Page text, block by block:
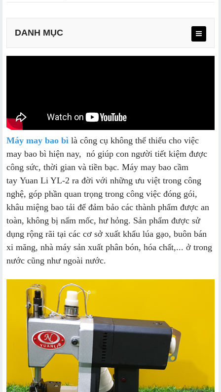
DANH MỤC
Máy may bao bì là công cụ không thể thiếu cho việc
may bao bì hiện nay, nó giúp con người tiết kiệm được
công sức, thời gian và tiền bạc. Máy may bao cầm
tay Yuan Li YL-2 ra đời với những ưu việt trong công
nghệ, góp phần quan trọng trong công việc đóng gói,
khâu miệng bao tải để đảm bảo các thành phẩm được an
toàn, không bị nấm mốc, hư hỏng. Sản phẩm được sử
dụng rộng rãi tại các cơ sở xuất khẩu lúa gạo, buôn bán
xi măng, nhà máy sản xuất phân bón, hóa chất,... ở trong
nước cũng như ngoài nước.